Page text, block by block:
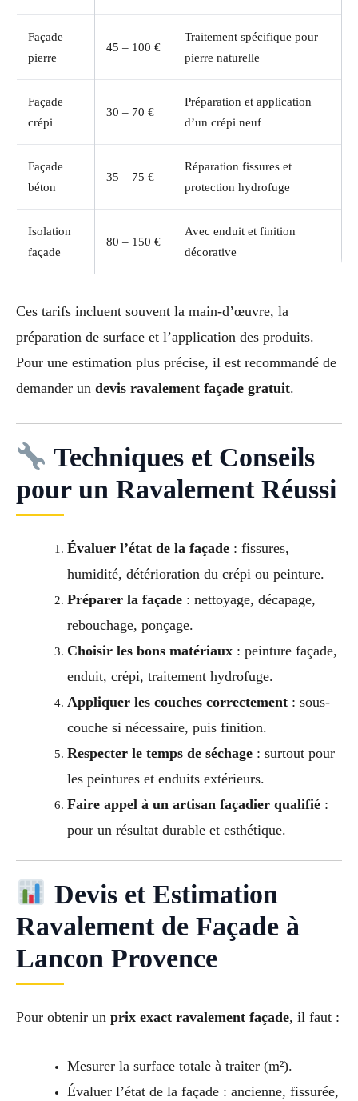
Façade
pierre
45 – 100 €
Traitement spécifique pour
pierre naturelle
Façade
crépi
30 – 70 €
Préparation et application
d’un crépi neuf
Façade
béton
35 – 75 €
Réparation fissures et
protection hydrofuge
Isolation
façade
80 – 150 €
Avec enduit et finition
décorative
Ces tarifs incluent souvent la main-d’œuvre, la
préparation de surface et l’application des produits.
Pour une estimation plus précise, il est recommandé de
demander un devis ravalement façade gratuit.
Techniques et Conseils
pour un Ravalement Réussi
Évaluer l’état de la façade: fissures,
humidité, détérioration du crépi ou peinture.
Préparer la façade: nettoyage, décapage,
rebouchage, ponçage.
Choisir les bons matériaux: peinture façade,
enduit, crépi, traitement hydrofuge.
Appliquer les couches correctement: sous-
couche si nécessaire, puis finition.
Respecter le temps de séchage: surtout pour
les peintures et enduits extérieurs.
Faire appel à un artisan façadier qualifié:
pour un résultat durable et esthétique.
Devis et Estimation
Ravalement de Façade à
Lancon Provence
Pour obtenir un prix exact ravalement façade, il faut :
Mesurer la surface totale à traiter (m²).
Évaluer l’état de la façade : ancienne, fissurée,